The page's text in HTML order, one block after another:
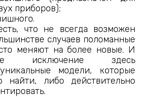
приборов);
что не всегда возможен
случаев поломанные
меняют на более новые. И
исключение здесь
модели, которые
найти, либо действительно